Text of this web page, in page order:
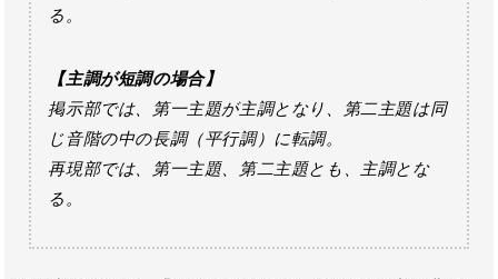
る。
【主調が短調の場合】
掲示部では、第一主題が主調となり、第二主題は同
じ音階の中の長調（平行調）に転調。
再現部では、第一主題、第二主題とも、主調とな
る。